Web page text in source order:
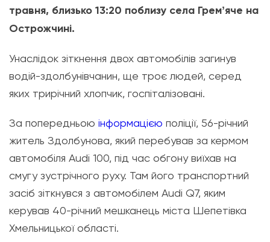
травня, близько 13:20 поблизу села Гремʼяче на
Острожчині.
Унаслідок зіткнення двох автомобілів загинув
водій-здолбунівчанин, ще троє людей, серед
яких трирічний хлопчик, госпіталізовані.
За попередньою інформацією поліції, 56-річний
житель Здолбунова, який перебував за кермом
автомобіля Audi 100, під час обгону виїхав на
смугу зустрічного руху. Там його транспортний
засіб зіткнувся з автомобілем Audi Q7, яким
керував 40-річний мешканець міста Шепетівка
Хмельницької області.